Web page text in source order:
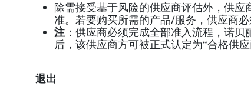
除需接受基于风险的供应商评估外，供
准。若要购买所需的产品/服务，供应商必
注 ：供应商必须完成全部准入流程，诺
后，该供应商方可被正式认定为“合格供应
退出